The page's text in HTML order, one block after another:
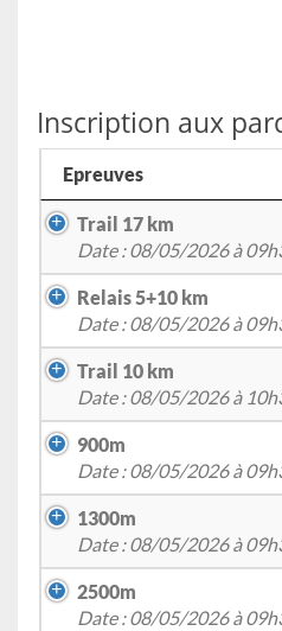
Inscription aux
Epreuves
Trail 17 km
Date : 08/05/2026 à
Relais 5+10 km
Date : 08/05/2026 à
Trail 10 km
Date : 08/05/2026 à
900m
Date : 08/05/2026 à
1300m
Date : 08/05/2026 à
2500m
Date : 08/05/2026 à